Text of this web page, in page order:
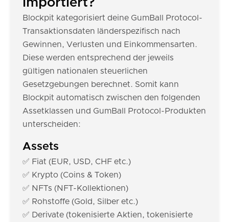
Blockpit kategorisiert deine GumBall Protocol-
Transaktionsdaten länderspezifisch nach
Gewinnen, Verlusten und Einkommensarten.
Diese werden entsprechend der jeweils
gültigen nationalen steuerlichen
Gesetzgebungen berechnet. Somit kann
Blockpit automatisch zwischen den folgenden
Assetklassen und GumBall Protocol-Produkten
unterscheiden:
Assets
✅ Fiat (EUR, USD, CHF etc.)
✅ Krypto (Coins & Token)
✅ NFTs (NFT-Kollektionen)
✅ Rohstoffe (Gold, Silber etc.)
✅ Derivate (tokenisierte Aktien, tokenisierte